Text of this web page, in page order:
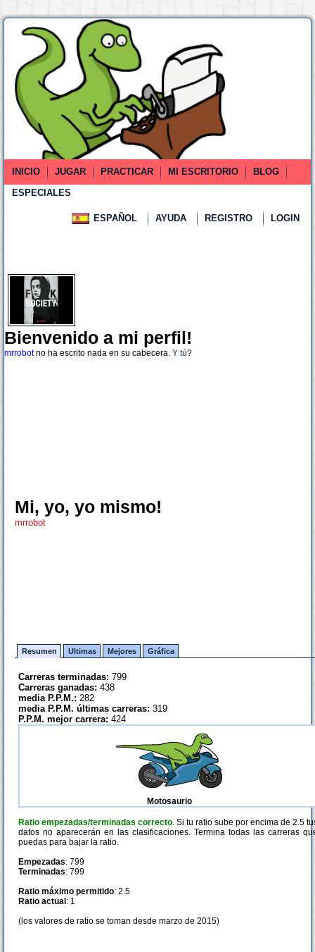
INICIO JUGAR PRACTICAR MI ESCRITORIO
BLOG
ESPECIALES
ESPAÑOL AYUDA REGISTRO LOGIN
Bienvenido a mi perfil!
mrrobotno ha escrito nada en su cabecera. Y tú?
Mi, yo, yo mismo!
mrrobot
Resumen Ultimas Mejores Gráfica
Carreras terminadas: 799
Carreras ganadas: 438
media P.P.M.: 282
media P.P.M. últimas carreras: 319
P.P.M. mejor carrera: 424
Motosaurio
Ratio empezadas/terminadas correcto. Si tu ratio sube por encima de 2.5
datos no aparecerán en las clasificaciones. Termina todas las carreras
puedas para bajar la ratio.
Empezadas: 799
Terminadas: 799
Ratio máximo permitido: 2.5
Ratio actual : 1
(los valores de ratio se toman desde marzo de 2015)